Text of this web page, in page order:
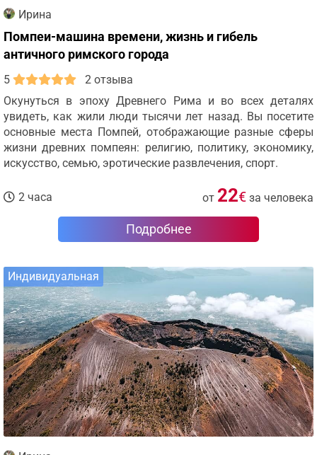
Ирина
Помпеи-машина времени, жизнь и гибель
античного римского города
5
2 отзыва
Окунуться в эпоху Древнего Рима и во всех деталях
увидеть, как жили люди тысячи лет назад. Вы посетите
основные места Помпей, отображающие разные сферы
жизни древних помпеян: религию, политику, экономику,
искусство, семью, эротические развлечения, спорт.
2 часа от 22€ за человека
Подробнее
Индивидуальная